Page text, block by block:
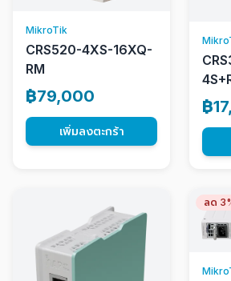
MikroTik
CRS520-4XS-16XQ-
RM
฿79,000
เพิ่มลงตะกร้า
฿
ลด